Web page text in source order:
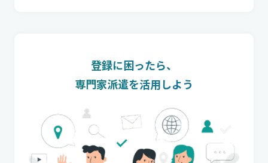
登録に困ったら、
専門家派遣を活用しよう